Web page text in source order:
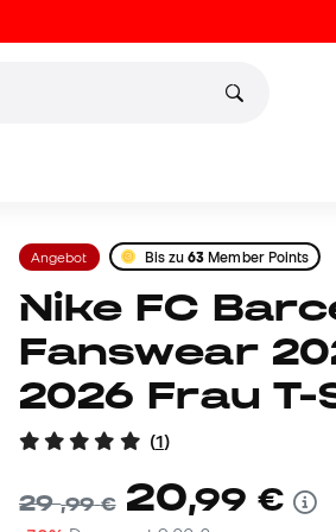
Angebot Bis zu63 Member Points
Nike FC Barcelona
Fanswear
2026 Frau
(1)
29,99 € 20,99 €